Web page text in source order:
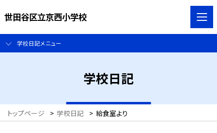
世田谷区立京西小学校
学校日記メニュー
学校日記
トップページ > 学校日記 > 給食室より